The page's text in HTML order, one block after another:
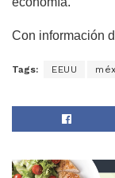
Con información
Tags: EEUU